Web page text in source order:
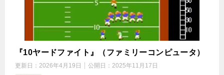
『10ヤードファイト』（ファミリーコンピュータ）
更新日： 2026年4月19日 公開日： 2025年11月17日